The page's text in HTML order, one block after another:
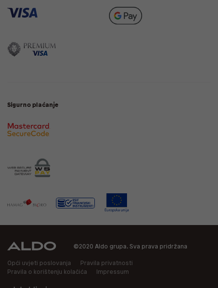
Sigurno plaćanje
©2020 Aldo grupa. Sva prava pridržana
Opći uvjeti poslovanja
Pravila privatnosti
Pravila o korištenju kolačića
Impressum